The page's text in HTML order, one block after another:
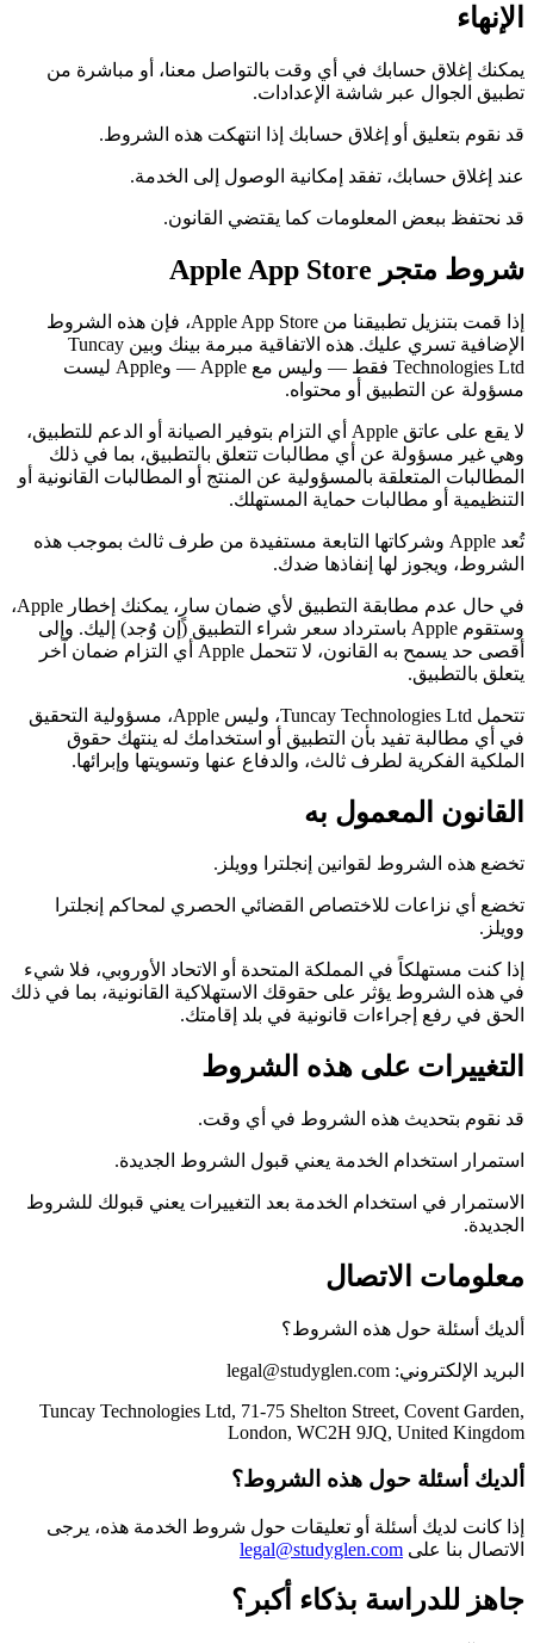
الإنهاء
يمكنك إغلاق حسابك في أي وقت بالتواصل معنا، أو مباشرة من
تطبيق الجوال عبر شاشة الإعدادات.
قد نقوم بتعليق أو إغلاق حسابك إذا انتهكت هذه الشروط.
عند إغلاق حسابك، تفقد إمكانية الوصول إلى الخدمة.
قد نحتفظ ببعض المعلومات كما يقتضي القانون.
شروط متجر Apple App Store
إذا قمت بتنزيل تطبيقنا من Apple App Store، فإن هذه الشروط
الإضافية تسري عليك. هذه الاتفاقية مبرمة بينك وبين Tuncay
Technologies Ltd فقط — وليس مع Apple — وApple ليست
مسؤولة عن التطبيق أو محتواه.
لا يقع على عاتق Apple أي التزام بتوفير الصيانة أو الدعم للتطبيق،
وهي غير مسؤولة عن أي مطالبات تتعلق بالتطبيق، بما في ذلك
المطالبات المتعلقة بالمسؤولية عن المنتج أو المطالبات القانونية أو
التنظيمية أو مطالبات حماية المستهلك.
تُعد Apple وشركاتها التابعة مستفيدة من طرف ثالث بموجب هذه
الشروط، ويجوز لها إنفاذها ضدك.
في حال عدم مطابقة التطبيق لأي ضمان سارٍ، يمكنك إخطار Apple،
وستقوم Apple باسترداد سعر شراء التطبيق (إن وُجد) إليك. وإلى
أقصى حد يسمح به القانون، لا تتحمل Apple أي التزام ضمان آخر
يتعلق بالتطبيق.
تتحمل Tuncay Technologies Ltd، وليس Apple، مسؤولية التحقيق
في أي مطالبة تفيد بأن التطبيق أو استخدامك له ينتهك حقوق
الملكية الفكرية لطرف ثالث، والدفاع عنها وتسويتها وإبرائها.
القانون المعمول به
تخضع هذه الشروط لقوانين إنجلترا وويلز.
تخضع أي نزاعات للاختصاص القضائي الحصري لمحاكم إنجلترا
وويلز.
إذا كنت مستهلكاً في المملكة المتحدة أو الاتحاد الأوروبي، فلا شيء
في هذه الشروط يؤثر على حقوقك الاستهلاكية القانونية، بما في ذلك
الحق في رفع إجراءات قانونية في بلد إقامتك.
التغييرات على هذه الشروط
قد نقوم بتحديث هذه الشروط في أي وقت.
استمرار استخدام الخدمة يعني قبول الشروط الجديدة.
الاستمرار في استخدام الخدمة بعد التغييرات يعني قبولك للشروط
الجديدة.
معلومات الاتصال
ألديك أسئلة حول هذه الشروط؟
البريد الإلكتروني: legal@studyglen.com
Tuncay Technologies Ltd, 71-75 Shelton Street, Covent Garden,
London, WC2H 9JQ, United Kingdom
ألديك أسئلة حول هذه الشروط؟
إذا كانت لديك أسئلة أو تعليقات حول شروط الخدمة هذه، يرجى
الاتصال بنا على legal@studyglen.com
جاهز للدراسة بذكاء أكبر؟